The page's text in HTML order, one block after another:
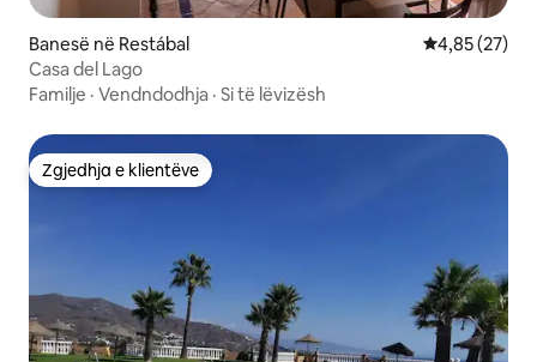
Banesë në Restábal Vlerësimi
4,85 (27)
Casa del Lago
Familje · Vendndodhja · Si të lëvizësh
Zgjedhja e klientëve
Zgjedhja e klientëve